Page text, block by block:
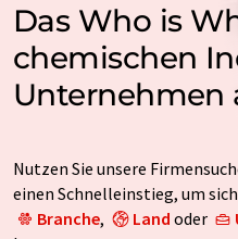
Das Who is
chemischen
Unternehmen
Nutzen Sie unsere
einen Schnelleinstieg, um
Branche, Land oder